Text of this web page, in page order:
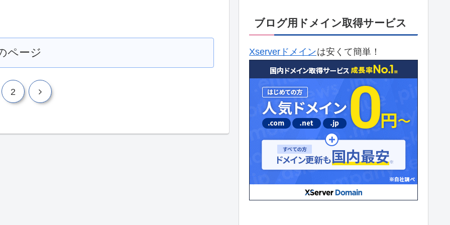
ページ
2 次
ブログ用ドメイン取得サービス
Xserverドメインは安くて簡単！